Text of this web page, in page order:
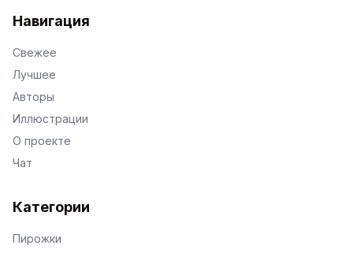
Навигация
Свежее
Лучшее
Авторы
Иллюстрации
О проекте
Чат
Категории
Пирожки